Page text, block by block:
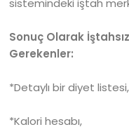
sistemindeki iştah
Sonuç Olarak
Gerekenler:
*Detaylı bir diyet listesi,
*Kalori hesabı,